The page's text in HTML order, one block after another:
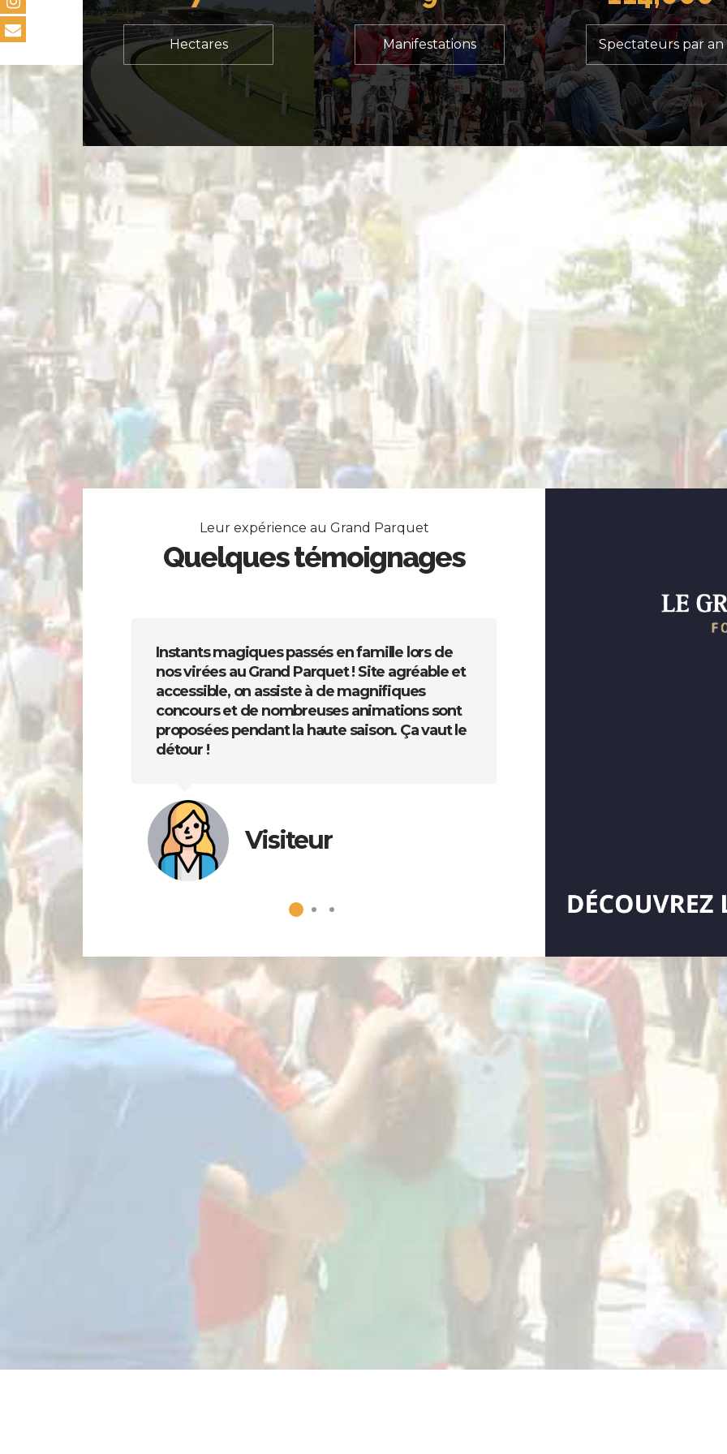
Hectares Manifestations Spectateurs par an
Leur expérience au Grand Parquet
Quelques témoignages
Instants magiques passés en famille lors de
nos virées au Grand Parquet ! Site agréable et
accessible, on assiste à de magnifiques
concours et de nombreuses animations sont
proposées pendant la haute saison. Ça vaut le
détour !
Visiteur
magnifique et permet